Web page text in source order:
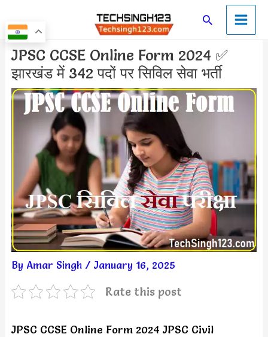
to
content
SearchMain
Menu
JPSC CCSE Online Form 2024 ✅
झारखंड में 342 पदों पर सिविल सेवा भर्ती
By Amar Singh / January 16, 2025
Rate this post
JPSC CCSE Online Form 2024 JPSC Civil
Post
navigation